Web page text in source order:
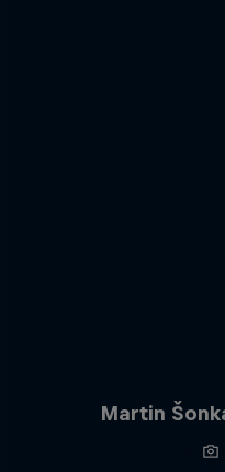
Martin